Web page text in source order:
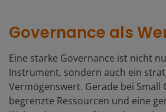
Governance als
Eine starke Governance ist nicht
Instrument, sondern auch ein
Vermögenswert. Gerade bei Small
begrenzte Ressourcen und eine